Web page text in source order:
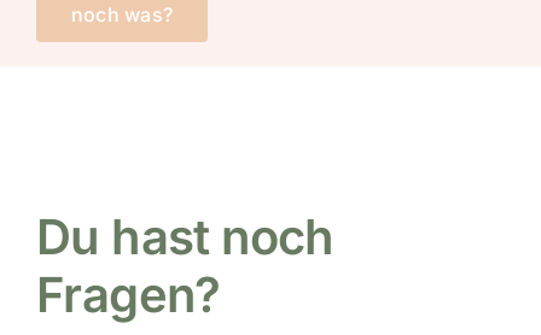
noch was?
Du hast noch
Fragen?